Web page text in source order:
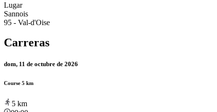
Lugar
Sannois
95 - Val-d'Oise
Carreras
dom, 11 de octubre de 2026
Course 5 km
5 km